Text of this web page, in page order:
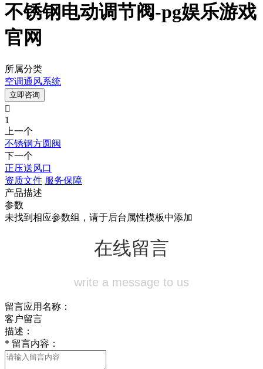
不锈钢电动调节阀-pg娱乐游戏
官网
所属分类
空调通风系统
立即咨询

1
上一个
不锈钢方圆阀
下一个
正压送风口
资质文件 服务保障
产品描述
参数
未找到相应参数组，请于后台属性模板中添加
在线留言
write a message to us
留言应用名称：
客户留言
描述：
* 留言内容：